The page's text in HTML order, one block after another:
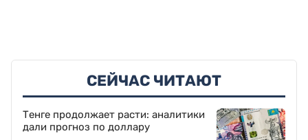
СЕЙЧАС ЧИТАЮТ
Тенге продолжает расти: аналитики
дали прогноз по доллару